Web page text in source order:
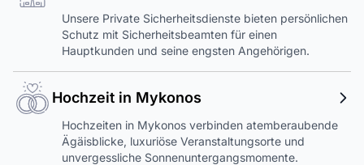
Unsere Private Sicherheitsdienste bieten persönlichen
Schutz mit Sicherheitsbeamten für einen
Hauptkunden und seine engsten Angehörigen.
Hochzeit in Mykonos
Hochzeiten in Mykonos verbinden atemberaubende
Ägäisblicke, luxuriöse Veranstaltungsorte und
unvergessliche Sonnenuntergangsmomente.